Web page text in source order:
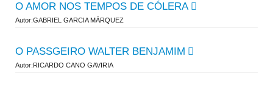
O AMOR NOS TEMPOS DE CÓLERA
Autor:GABRIEL GARCIA MÁRQUEZ
O PASSGEIRO WALTER BENJAMIM
Autor:RICARDO CANO GAVIRIA